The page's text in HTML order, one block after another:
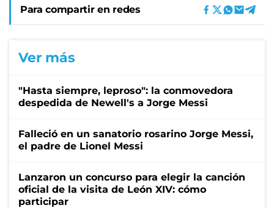
Para compartir en redes
Ver más
"Hasta siempre, leproso": la conmovedora
despedida de Newell's a Jorge Messi
Falleció en un sanatorio rosarino Jorge Messi,
el padre de Lionel Messi
Lanzaron un concurso para elegir la canción
oficial de la visita de León XIV: cómo
participar